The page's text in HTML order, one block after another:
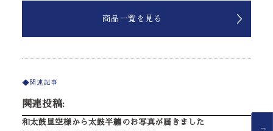
商品一覧を見る
関連記事
関連投稿:
和太鼓里空様から太鼓半纏のお写真が届きました